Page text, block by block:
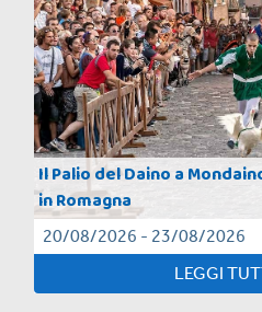
Il Palio del Daino a
in Romagna
20/08/2026 - 23/08/2026
LEGGI